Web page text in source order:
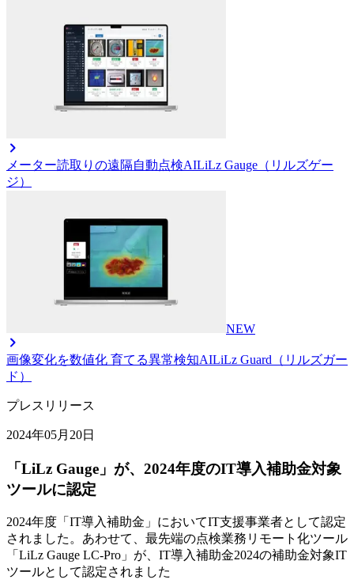
メーター読取りの遠隔自動点検AILiLz Gauge（リルズゲー
ジ）
NEW
画像変化を数値化 育てる異常検知AILiLz Guard（リルズガー
ド）
プレスリリース
2024年05月20日
「LiLz Gauge」が、2024年度のIT導入補助金対象
ツールに認定
2024年度「IT導入補助金」においてIT支援事業者として認定
されました。あわせて、最先端の点検業務リモート化ツール
「LiLz Gauge LC-Pro」が、IT導入補助金2024の補助金対象IT
ツールとして認定されました